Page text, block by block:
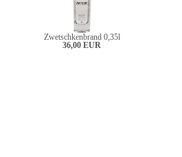
Zwetschkenbrand 0,35l
36,00 EUR